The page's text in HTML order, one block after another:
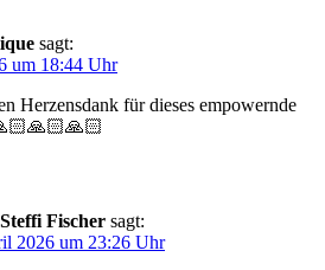
sagt:
um 18:44 Uhr
Herzensdank für dieses empowernde
Steffi Fischer sagt:
2026 um 23:26 Uhr